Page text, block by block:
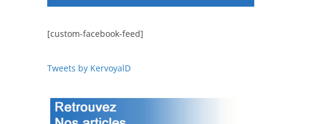
[custom-facebook-feed]
Tweets by KervoyalD